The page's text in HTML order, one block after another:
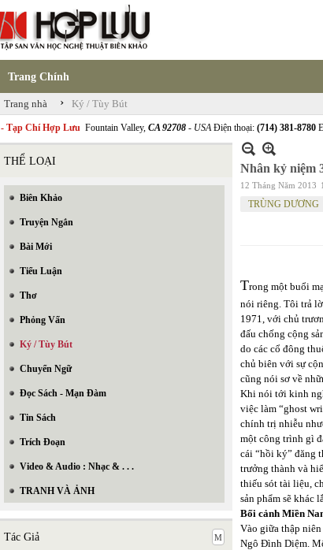
Trang Chính
Trang nhà › Ký / Tùy Bút
- Tạp Chí Hợp Lưu Fountain Valley, CA 92708 - USAĐiện thoại: (714) 381-8780
THỂ LOẠI
Biên Khảo
Truyện Ngắn
Bài Mới
Tiểu Luận
Thơ
Phỏng Vấn
Ký / Tùy Bút
Chuyển Ngữ
Đọc Sách - Mạn Đàm
Tin Sách
Trích Đoạn
Video & Audio : Nhạc & . . .
TRANH VÀ ẢNH
Tác Giả
Nhân kỷ niệm
12 Tháng Năm 2013
TRÙNG DƯƠNG
Trong một buổi
nói riêng. Tôi trả
1971, với chủ
đấu chống cộng
do các cổ đông
chủ biên với sự
cũng nói sơ về
Khi nói tới kinh
việc làm “ghost
chính trị nhiễu
một công trình gì
cái “hồi ký” đăng
trưởng thành và
thiếu sót tài liệu,
sản phẩm sẽ khác
Bối cảnh Miền
Vào giữa thập
Ngô Đình Diệm.